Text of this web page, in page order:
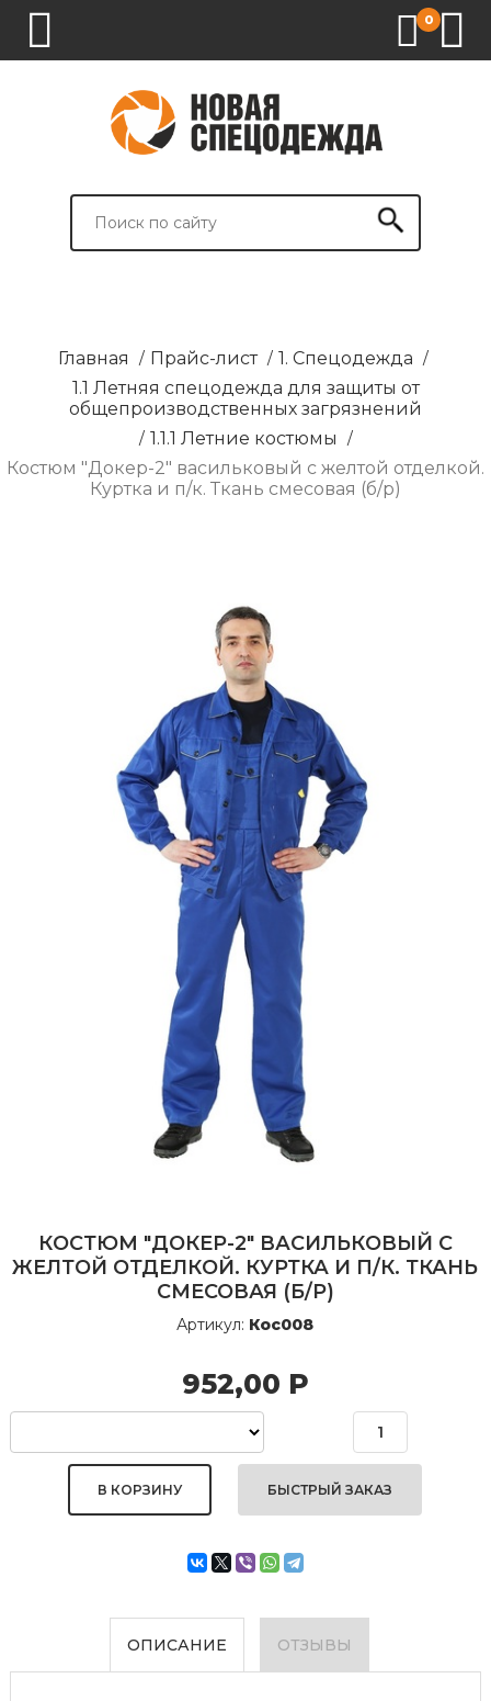
0
СПЕЦОДЕЖДА
СПЕЦОБУВЬ
СРЕДСТВА
ВСПОМОГАТЕЛЬНЫЕ
БРЕНДИРОВАНИЕ
Главная / Прайс-лист / 1. Спецодежда /
1.1 Летняя спецодежда для защиты от
общепроизводственных загрязнений
/ 1.1.1 Летние костюмы /
Костюм "Докер-2" васильковый с желтой отделкой.
Куртка и п/к. Ткань смесовая (б/р)
КОСТЮМ "ДОКЕР-2" ВАСИЛЬКОВЫЙ С
ЖЕЛТОЙ ОТДЕЛКОЙ. КУРТКА И П/К. ТКАНЬ
СМЕСОВАЯ (Б/Р)
Артикул: Кос008
952,00 Р
БЫСТРЫЙ ЗАКАЗ
ОПИСАНИЕ ОТЗЫВЫ